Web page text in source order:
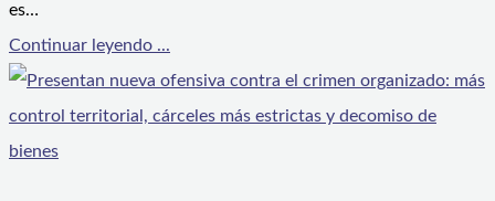
es…
Continuar leyendo ...